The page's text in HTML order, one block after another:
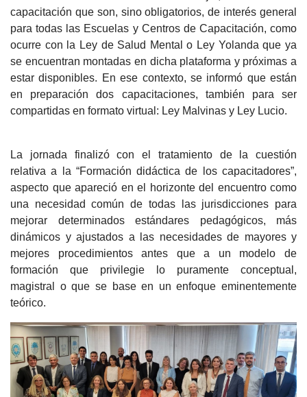
capacitación que son, sino obligatorios, de interés general
para todas las Escuelas y Centros de Capacitación, como
ocurre con la Ley de Salud Mental o Ley Yolanda que ya
se encuentran montadas en dicha plataforma y próximas a
estar disponibles. En ese contexto, se informó que están
en preparación dos capacitaciones, también para ser
compartidas en formato virtual: Ley Malvinas y Ley Lucio.
La jornada finalizó con el tratamiento de la cuestión
relativa a la “Formación didáctica de los capacitadores”,
aspecto que apareció en el horizonte del encuentro como
una necesidad común de todas las jurisdicciones para
mejorar determinados estándares pedagógicos, más
dinámicos y ajustados a las necesidades de mayores y
mejores procedimientos antes que a un modelo de
formación que privilegie lo puramente conceptual,
magistral o que se base en un enfoque eminentemente
teórico.